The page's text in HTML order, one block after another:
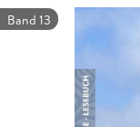
Band 13